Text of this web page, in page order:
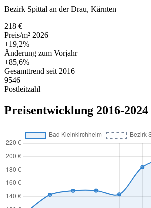
Bezirk Spittal an der Drau, Kärnten
218 €
Preis/m² 2026
+19,2%
Änderung zum Vorjahr
+85,6%
Gesamttrend seit 2016
9546
Postleitzahl
Preisentwicklung 2016-2024